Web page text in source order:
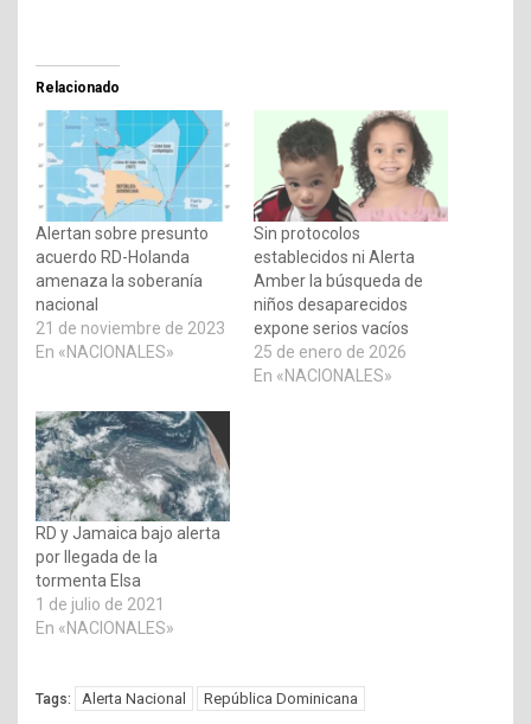
Relacionado
Alertan sobre presunto
acuerdo RD-Holanda
amenaza la soberanía
nacional
21 de noviembre de 2023
En «NACIONALES»
Sin protocolos
establecidos ni Alerta
Amber la búsqueda de
niños desaparecidos
expone serios vacíos
25 de enero de 2026
En «NACIONALES»
RD y Jamaica bajo alerta
por llegada de la
tormenta Elsa
1 de julio de 2021
En «NACIONALES»
Tags: Alerta Nacional República Dominicana